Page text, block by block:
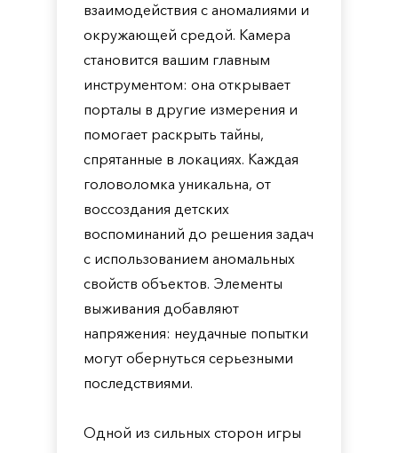
взаимодействия с аномалиями и
окружающей средой. Камера
становится вашим главным
инструментом: она открывает
порталы в другие измерения и
помогает раскрыть тайны,
спрятанные в локациях. Каждая
головоломка уникальна, от
воссоздания детских
воспоминаний до решения задач
с использованием аномальных
свойств объектов. Элементы
выживания добавляют
напряжения: неудачные попытки
могут обернуться серьезными
последствиями.
Одной из сильных сторон игры